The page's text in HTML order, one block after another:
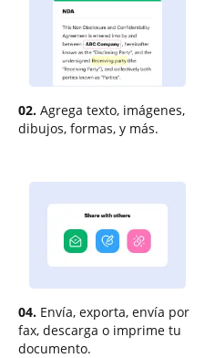
02. Agrega texto, imágenes,
dibujos, formas, y más.
04. Envía, exporta, envía por
fax, descarga o imprime tu
documento.